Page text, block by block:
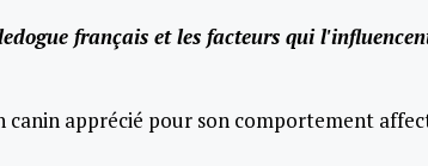
français et les facteurs qui
canin apprécié pour son comportement